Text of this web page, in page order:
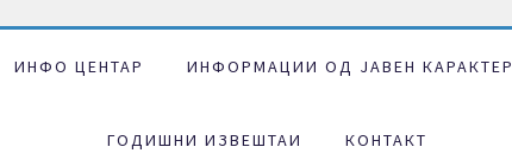
ИНФО ЦЕНТАР ИНФОРМАЦИИ ОД ЈАВЕН КАРАКТЕР
ГОДИШНИ ИЗВЕШТАИ КОНТАКТ